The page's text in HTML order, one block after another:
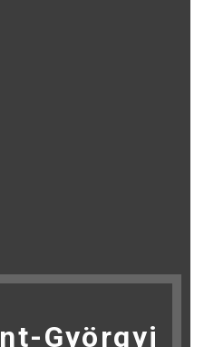
Györgyi